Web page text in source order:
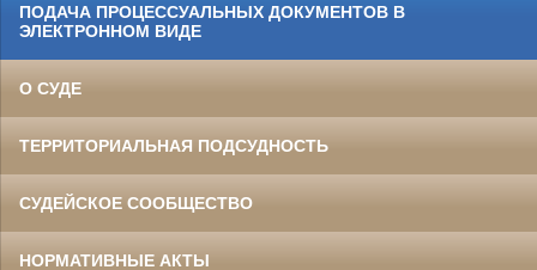
ПОДАЧА ПРОЦЕССУАЛЬНЫХ ДОКУМЕНТОВ В
ЭЛЕКТРОННОМ ВИДЕ
О СУДЕ
ТЕРРИТОРИАЛЬНАЯ ПОДСУДНОСТЬ
СУДЕЙСКОЕ СООБЩЕСТВО
НОРМАТИВНЫЕ АКТЫ